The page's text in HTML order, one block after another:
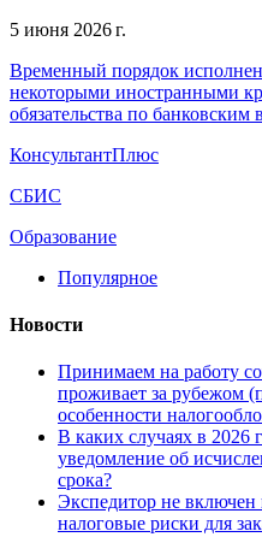
5 июня 2026 г.
Временный порядок
некоторыми иностранными
обязательства по банковским
КонсультантПлюс
СБИС
Образование
Популярное
Новости
Принимаем на работу
проживает за рубежом
особенности
В каких случаях в 2026
уведомление об
срока?
Экспедитор не включен
налоговые риски для